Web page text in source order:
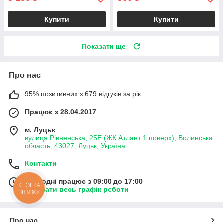
Купити Купити
Показати ще
Про нас
95% позитивних з 679 відгуків за рік
Працює з 28.04.2017
м. Луцьк
вулиця Рівненська, 25Е (ЖК Атлант 1 поверх), Волинська
область, 43027, Луцьк, Україна
Контакти
Сьогодні працює з 09:00 до 17:00
Показати весь графік роботи
Про нас
КНОПКА
ЗВ'ЯЗКУ